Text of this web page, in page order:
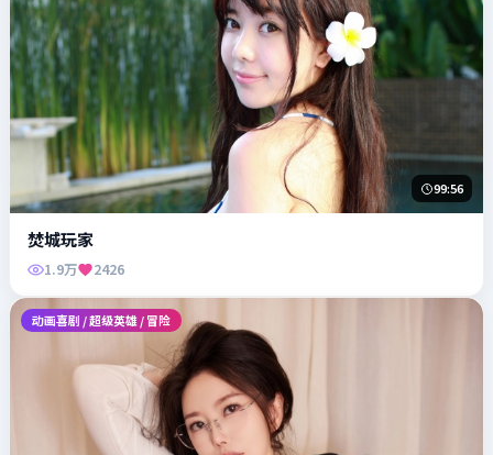
99:56
焚城玩家
1.9万 2426
动画喜剧 / 超级英雄 / 冒险